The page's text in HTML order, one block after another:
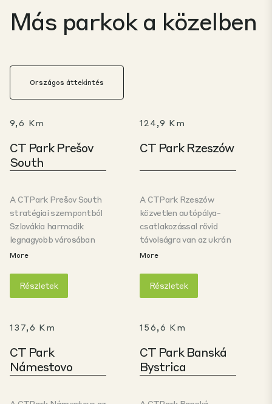
Más parkok a közelben
Országos áttekintés
9,6 Km
CT Park Prešov
South
A CTPark Prešov South
stratégiai szempontból
Szlovákia harmadik
legnagyobb városában
található, kiváló
és a zsolnai / mártélyi
könnyű hozzáféréssel
Lengyelországhoz (70
km). A park nagyméretű,
A-osztályú
amelyek különösen a
More
Részletek
124,9 Km
CT Park Rzeszów
A CTPark Rzeszów
közvetlen autópálya-
csatlakozással rövid
távolságra van az ukrán
és szlovák határtól,
országhatárhoz és
közeli elhelyezkedés
ideális a könnyűipari és a
határokon átnyúló
logisztikával foglalkozó
park nagy területével
More
Részletek
137,6 Km
CT Park
Námestovo
156,6 Km
CT Park Banská
Bystrica